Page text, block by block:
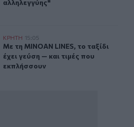
αλληλεγγύης"
το ταξίδι έχει γεύση — και τιμές
ΚΡΗΤΗ 15:05
Με τη MINOAN LINES, το ταξίδι
Με τη MINOAN LINES, το ταξίδι
έχει γεύση — και τιμές που
εκπλήσσουν